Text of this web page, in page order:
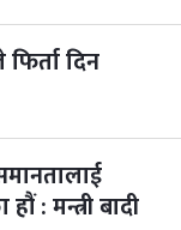
दिन
: मन्त्री बादी